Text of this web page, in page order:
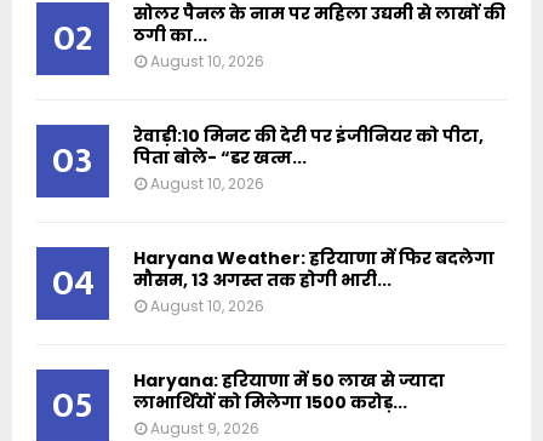
02
सोलर पैनल के नाम पर महिला उद्यमी से लाखों की
ठगी का...
August 10, 2026
03
रेवाड़ी:10 मिनट की देरी पर इंजीनियर को पीटा,
पिता बोले- “डर खत्म...
August 10, 2026
04
Haryana Weather: हरियाणा में फिर बदलेगा
मौसम, 13 अगस्त तक होगी भारी...
August 10, 2026
05
Haryana: हरियाणा में 50 लाख से ज्यादा
लाभार्थियों को मिलेगा 1500 करोड़...
August 9, 2026